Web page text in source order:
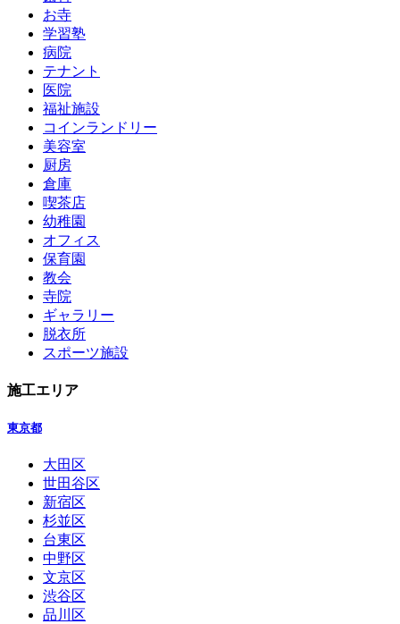
お寺
学習塾
病院
テナント
医院
福祉施設
コインランドリー
美容室
厨房
倉庫
喫茶店
幼稚園
オフィス
保育園
教会
寺院
ギャラリー
脱衣所
スポーツ施設
施工エリア
東京都
大田区
世田谷区
新宿区
杉並区
台東区
中野区
文京区
渋谷区
品川区